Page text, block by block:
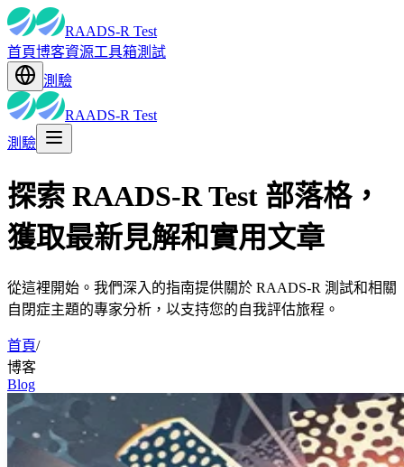
RAADS-R Test
首頁博客資源工具箱測試
測驗
RAADS-R Test
測驗
探索 RAADS-R Test 部落格，
獲取最新見解和實用文章
從這裡開始。我們深入的指南提供關於 RAADS-R 測試和相關
自閉症主題的專家分析，以支持您的自我評估旅程。
首頁/
博客
Blog